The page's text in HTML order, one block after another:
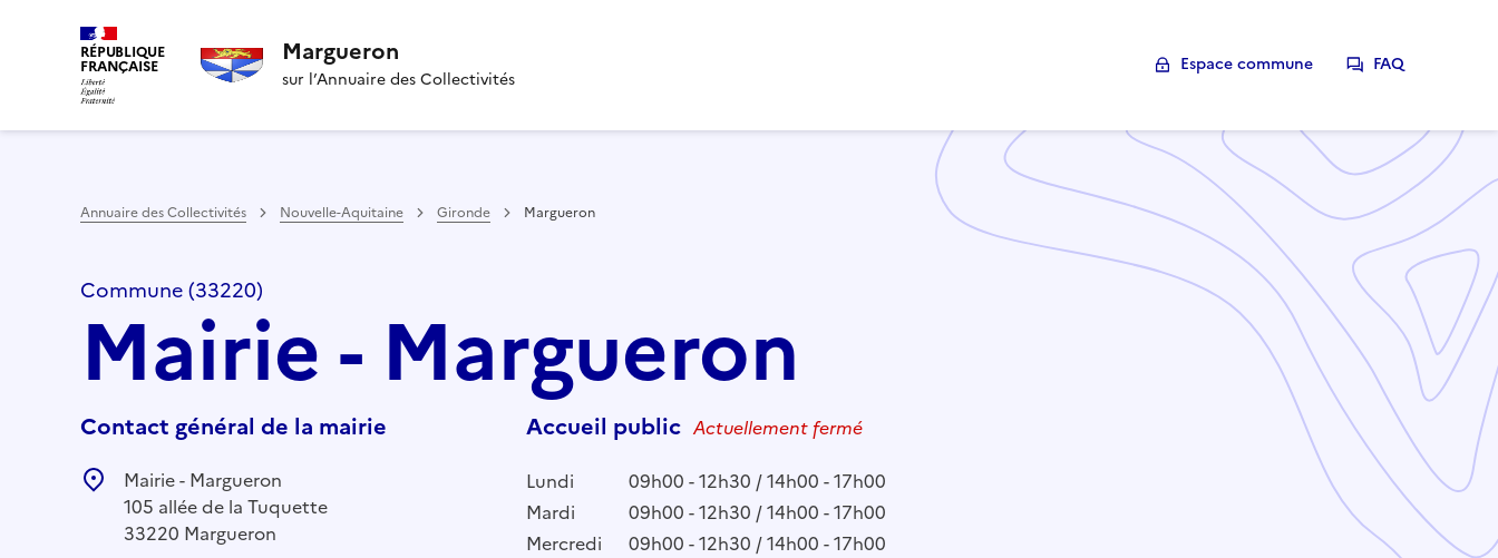
RÉPUBLIQUE
FRANÇAISE Margueron
sur l’Annuaire des Collectivités
Espace commune FAQ
Annuaire des Collectivités Nouvelle-Aquitaine Gironde Margueron
Commune (33220)
Mairie - Margueron
Contact général de la mairie
Mairie - Margueron
105 allée de la Tuquette
33220 Margueron
Accueil public Actuellement fermé
Lundi
09h00 - 12h30 / 14h00 - 17h00
Mardi
09h00 - 12h30 / 14h00 - 17h00
Mercredi
09h00 - 12h30 / 14h00 - 17h00